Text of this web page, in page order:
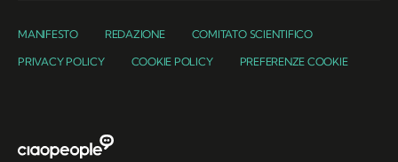
MANIFESTO REDAZIONE COMITATO SCIENTIFICO
PRIVACY POLICY COOKIE POLICY PREFERENZE COOKIE